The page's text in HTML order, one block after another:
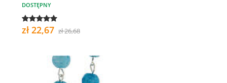
DOSTĘPNY
zł 22,67 zł 26,68